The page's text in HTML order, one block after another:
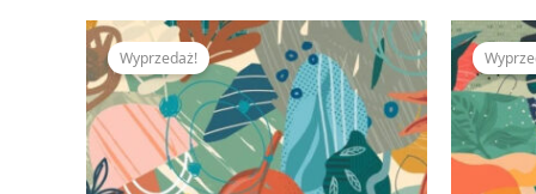
Wyprzedaż!
Pierwotna
cena
wynosiła:
350,00 zł.
Aktualna
cena
wynosi:
309,00 zł.